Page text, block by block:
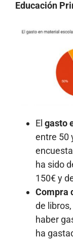
Educación
El gasto
entre 50
ha sido
150€ y
Compra
de
haber
ha